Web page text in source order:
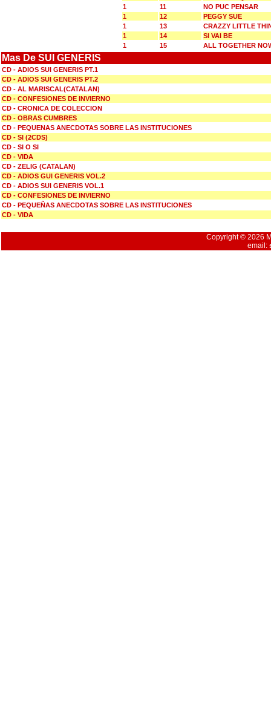
1
11
NO PUC PENSAR
1
12
PEGGY SUE
1
13
CRAZZY LITTLE
1
14
SI VAI BE
1
15 ALL TOGETHER
Mas De SUI GENERIS
CD - ADIOS SUI GENERIS PT.1
CD - ADIOS SUI GENERIS PT.2
CD - AL MARISCAL(CATALAN)
CD - CONFESIONES DE INVIERNO
CD - CRONICA DE COLECCION
CD - OBRAS CUMBRES
CD - PEQUENAS ANECDOTAS SOBRE LAS INSTITUCIONES
CD - SI (2CDS)
CD - SI O SI
CD - VIDA
CD - ZELIG (CATALAN)
CD - ADIOS GUI GENERIS VOL.2
CD - ADIOS SUI GENERIS VOL.1
CD - CONFESIONES DE INVIERNO
CD - PEQUEÑAS ANECDOTAS SOBRE LAS INSTITUCIONES
CD - VIDA
Copyright © 2026
email: